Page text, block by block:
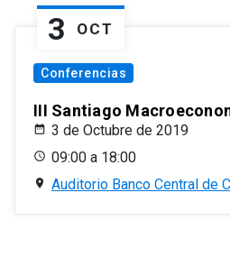
3 OCT
Conferencias
III Santiago
3 de Octubre de 2019
09:00 a 18:00
Auditorio Banco Central de